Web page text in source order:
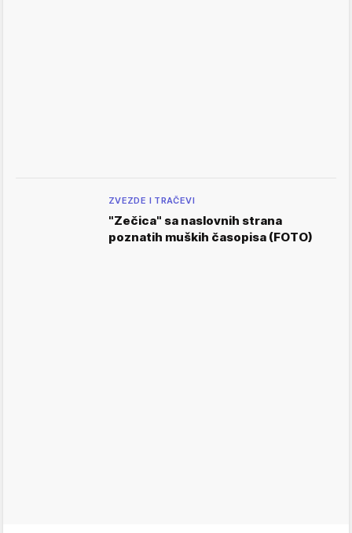
ZVEZDE I TRAČEVI
"Zečica" sa naslovnih strana
poznatih muških časopisa (FOTO)